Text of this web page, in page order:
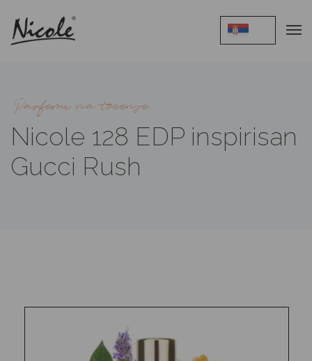
Parfemi na tocenje
Nicole 128 EDP inspirisan
Gucci Rush